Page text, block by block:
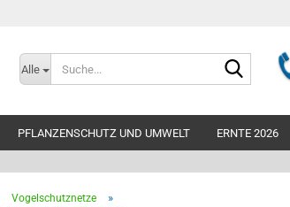
Alle
Suche...
PFLANZENSCHUTZ UND UMWELT ERNTE 2026
Vogelschutznetze »